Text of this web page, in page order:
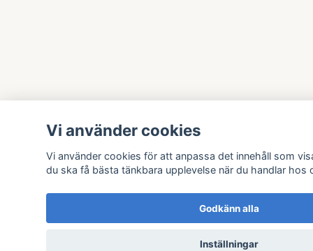
Vi använder cookies
Vi använder cookies för att anpassa det innehåll som
du ska få bästa tänkbara upplevelse när du handlar hos
Godkänn alla
Inställningar